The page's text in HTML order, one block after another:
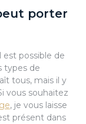
porter
possible de
types de
tous, mais il y
vous souhaitez
, je vous laisse
présent dans